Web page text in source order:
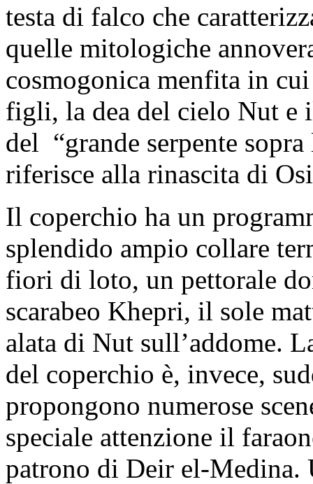
testa di falco che
quelle mitologiche
cosmogonica menfita in
figli, la dea del cielo Nut e
del “grande serpente
riferisce alla rinascita di
Il coperchio ha un
splendido ampio collare
fiori di loto, un pettorale
scarabeo Khepri, il sole
alata di Nut sull’addome.
del coperchio è, invece,
propongono numerose
speciale attenzione il
patrono di Deir el-Medina.